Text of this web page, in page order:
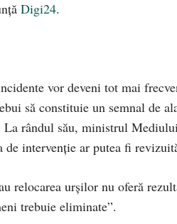
Digi24.
vor deveni tot mai
să constituie un semnal de
rândul său, ministrul
intervenție ar putea fi
relocarea urșilor nu oferă
trebuie eliminate”.